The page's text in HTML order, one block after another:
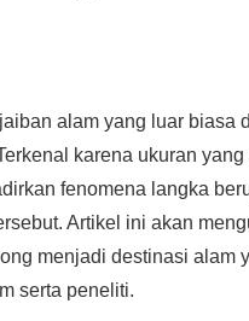
alam yang luar biasa
karena ukuran
fenomena langka
Artikel ini akan
menjadi destinasi alam
serta peneliti.